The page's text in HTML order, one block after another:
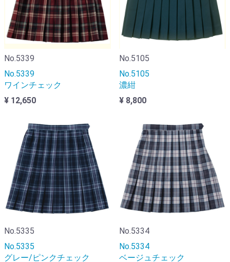
No.5339
No.5339
ワインチェック
¥ 12,650
No.5105
No.5105
濃紺
¥ 8,800
No.5335
No.5335
グレー/ピンクチェック
No.5334
No.5334
ベージュチェック